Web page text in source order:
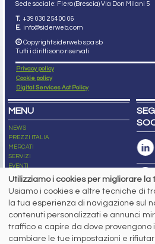
Sede sociale: Flero (Brescia) Via Don Milani 5
T. +39 030 254 00 06
E. info@siderweb.com
Copyright siderweb spa sb
Tutti i diritti sono riservati
Privacy policy
Cookie policy
Digital Services Act Policy
MENU
NEWS
PREZZI ITALIA
MERCATI
SERVIZI
EVENTI
ABBONAMENTI
NEWSLETTER
Capitale Sociale: 190.000€ interamente versato
Registro delle Imprese di Brescia
Codice Fiscale e Partita I.V.A.:IT03562320170
R.E.A. n. 419331
Utilizziamo i cookies per migliorare la
Usiamo i cookies e altre tecniche di
la tua esperienza di navigazione sul
contenuti personalizzati e annunci
traffico e capire da dove provengono
cambiare le tue impostazioni e